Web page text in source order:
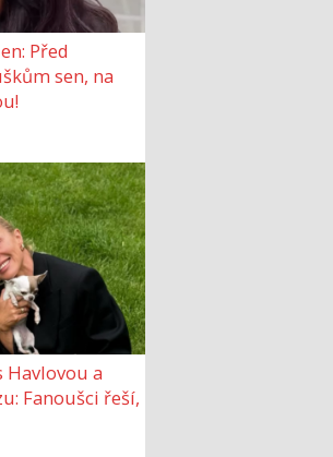
Před
sen, na
Havlovou a
Fanoušci řeší,